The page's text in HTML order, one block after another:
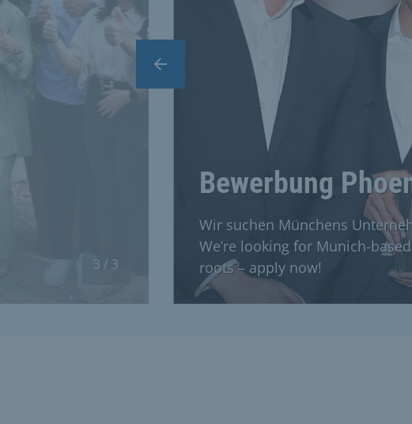
Vorheriger Slide
3 / 3
Bewerbung
Wir suchen Münchens
We’re looking for Munich-
roots – apply now!